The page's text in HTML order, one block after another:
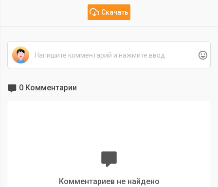
Скачать
0 Комментарии
Комментариев не найдено